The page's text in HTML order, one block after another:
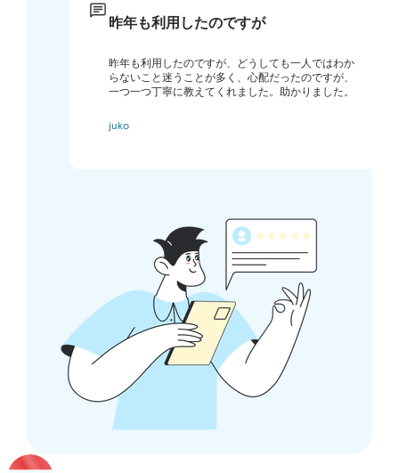
昨年も利用したのですが
昨年も利用したのですが、どうしても一人ではわか
らないこと迷うことが多く、心配だったのですが、
一つ一つ丁寧に教えてくれました。助かりました。
juko